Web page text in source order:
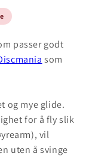
passer godt
som
og mye glide.
for å fly slik
vil
uten å svinge